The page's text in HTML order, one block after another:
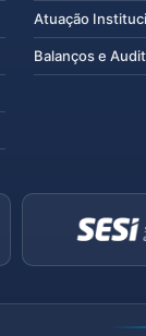
Atuação
Balanços e